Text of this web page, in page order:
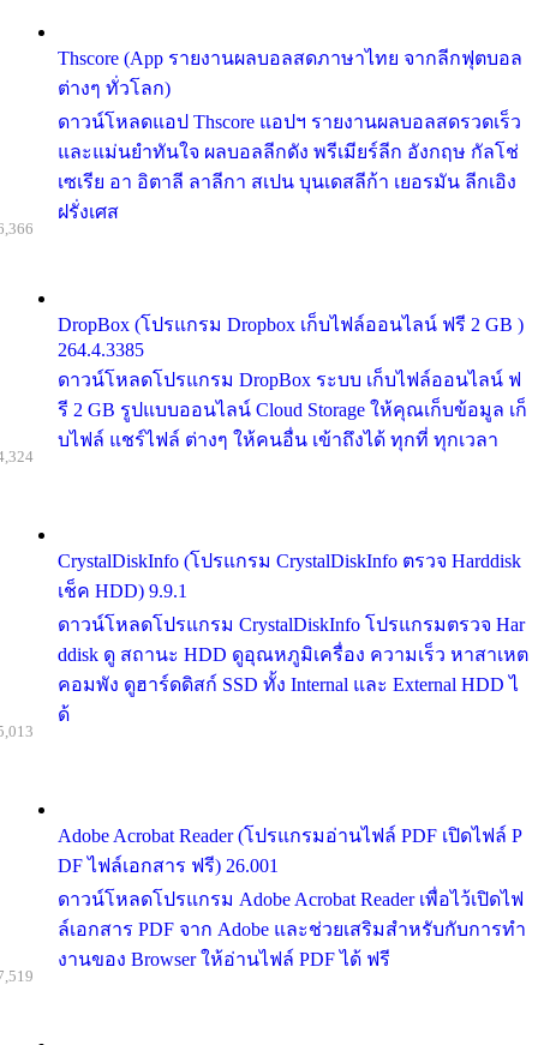
Thscore (App รายงานผลบอลสดภาษาไทย จากลีกฟุตบอล
ต่างๆ ทั่วโลก)
ดาวน์โหลดแอป Thscore แอปฯ รายงานผลบอลสดรวดเร็ว
และแม่นยำทันใจ ผลบอลลีกดัง พรีเมียร์ลีก อังกฤษ กัลโช่
เซเรีย อา อิตาลี ลาลีกา สเปน บุนเดสลีก้า เยอรมัน ลีกเอิง
ฝรั่งเศส
DropBox (โปรแกรม Dropbox เก็บไฟล์ออนไลน์ ฟรี 2 GB )
264.4.3385
ดาวน์โหลดโปรแกรม DropBox ระบบ เก็บไฟล์ออนไลน์ ฟ
รี 2 GB รูปแบบออนไลน์ Cloud Storage ให้คุณเก็บข้อมูล เก็
บไฟล์ แชร์ไฟล์ ต่างๆ ให้คนอื่น เข้าถึงได้ ทุกที่ ทุกเวลา
CrystalDiskInfo (โปรแกรม CrystalDiskInfo ตรวจ Harddisk
เช็ค HDD) 9.9.1
ดาวน์โหลดโปรแกรม CrystalDiskInfo โปรแกรมตรวจ Har
ddisk ดู สถานะ HDD ดูอุณหภูมิเครื่อง ความเร็ว หาสาเหต
คอมพัง ดูฮาร์ดดิสก์ SSD ทั้ง Internal และ External HDD ไ
ด้
Adobe Acrobat Reader (โปรแกรมอ่านไฟล์ PDF เปิดไฟล์ P
DF ไฟล์เอกสาร ฟรี) 26.001
ดาวน์โหลดโปรแกรม Adobe Acrobat Reader เพื่อไว้เปิดไฟ
ล์เอกสาร PDF จาก Adobe และช่วยเสริมสำหรับกับการทำ
งานของ Browser ให้อ่านไฟล์ PDF ได้ ฟรี